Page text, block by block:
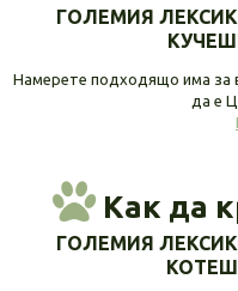
ГОЛЕМИЯ
Намерете подходящо има за
да е
Как да
ГОЛЕМИЯ